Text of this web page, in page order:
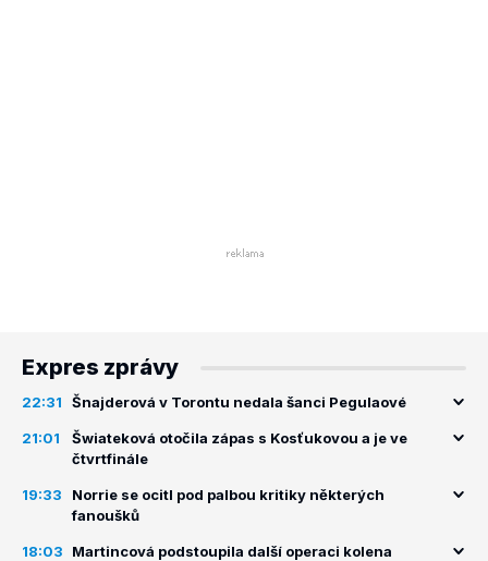
Expres zprávy
22:31 Šnajderová v Torontu nedala šanci Pegulaové
21:01
Šwiateková otočila zápas s Kosťukovou a je ve
čtvrtfinále
19:33
Norrie se ocitl pod palbou kritiky některých
fanoušků
18:03 Martincová podstoupila další operaci kolena